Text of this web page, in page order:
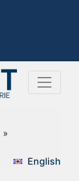
»
English